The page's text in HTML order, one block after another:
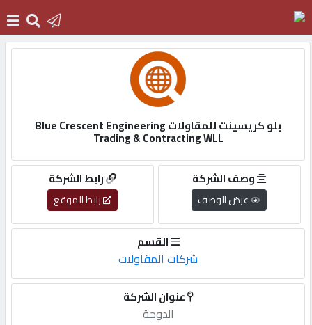
دخول
التسجيل
English
أضف
بلو كريسينت للمقاولات Blue Crescent Engineering
Trading & Contracting WLL
رابط الشركة
رابط الموقع
وصف الشركة
عرض الوصف
القسم
شركات المقاولات
عنوان الشركة
الدوحة